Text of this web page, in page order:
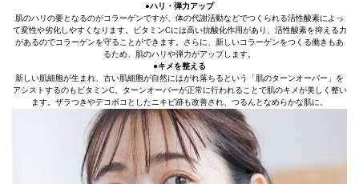
●ハリ・弾力アップ
肌のハリの要となるのがコラーゲンですが、体の代謝活動などでつくられる活性酸素によっ
て変性や劣化しやすくなります。ビタミンCには高い抗酸化作用があり、活性酸素を抑える力
があるのでコラーゲンを守ることができます。さらに、新しいコラーゲンをつくる働きもあ
るため、肌のハリや弾力がアップします。
●キメを整える
新しい肌細胞が生まれ、古い肌細胞が自然にはがれ落ちるという「肌のターンオーバー」を
アシストするのもビタミンC。ターンオーバーが正常に行われることで肌のキメが美しく整い
ます。ザラつきやデコボコとしたニキビ跡も改善され、つるんとなめらかな肌に。